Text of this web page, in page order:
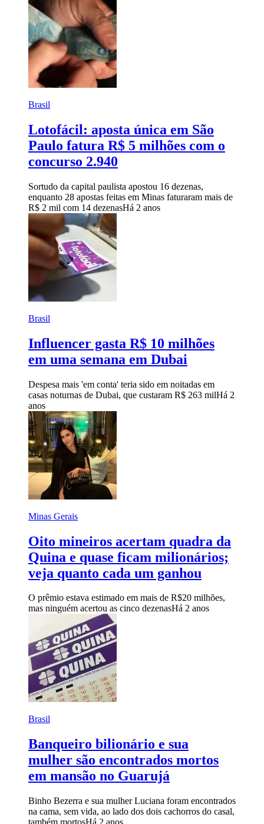
Brasil
Lotofácil: aposta única em São
Paulo fatura R$ 5 milhões com o
concurso 2.940
Sortudo da capital paulista apostou 16 dezenas,
enquanto 28 apostas feitas em Minas faturaram mais de
R$ 2 mil com 14 dezenasHá 2 anos
Brasil
Influencer gasta R$ 10 milhões
em uma semana em Dubai
Despesa mais 'em conta' teria sido em noitadas em
casas noturnas de Dubai, que custaram R$ 263 milHá 2
anos
Minas Gerais
Oito mineiros acertam quadra da
Quina e quase ficam milionários;
veja quanto cada um ganhou
O prêmio estava estimado em mais de R$20 milhões,
mas ninguém acertou as cinco dezenasHá 2 anos
Brasil
Banqueiro bilionário e sua
mulher são encontrados mortos
em mansão no Guarujá
Binho Bezerra e sua mulher Luciana foram encontrados
na cama, sem vida, ao lado dos dois cachorros do casal,